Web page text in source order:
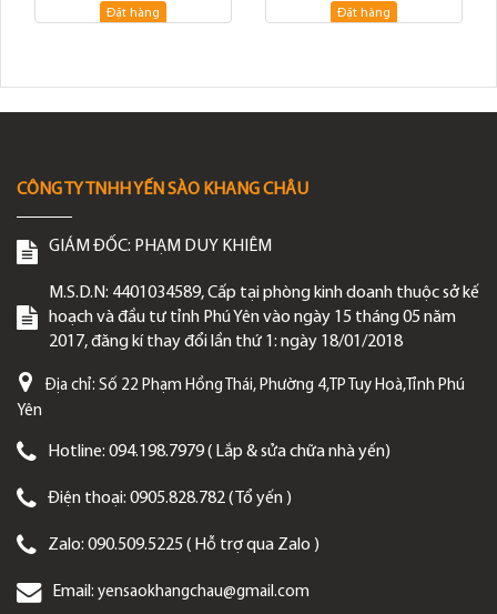
Đặt hàng Đặt hàng
CÔNG TY TNHH YẾN SÀO KHANG CHÂU
GIÁM ĐỐC: PHẠM DUY KHIÊM
M.S.D.N: 4401034589, Cấp tại phòng kinh doanh thuộc sở kế
hoạch và đầu tư tỉnh Phú Yên vào ngày 15 tháng 05 năm
2017, đăng kí thay đổi lần thứ 1: ngày 18/01/2018
Địa chỉ: Số 22 Phạm Hồng Thái, Phường 4,TP Tuy Hoà,Tỉnh Phú
Yên
Hotline: 094.198.7979 ( Lắp & sửa chữa nhà yến)
Điện thoại: 0905.828.782 ( Tổ yến )
Zalo: 090.509.5225 ( Hỗ trợ qua Zalo )
Email: yensaokhangchau@gmail.com